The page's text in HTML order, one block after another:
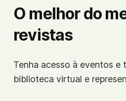
O melhor do
revistas
Tenha acesso à eventos e
biblioteca virtual e